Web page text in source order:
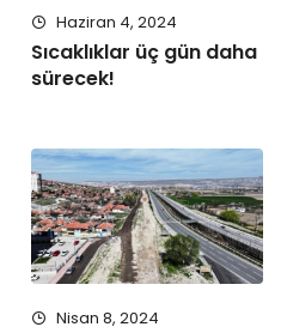
Haziran 4, 2024
Sıcaklıklar üç gün daha
sürecek!
Nisan 8, 2024